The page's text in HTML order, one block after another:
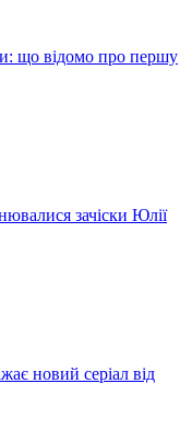
що відомо про першу
зачіски Юлії
новий серіал від